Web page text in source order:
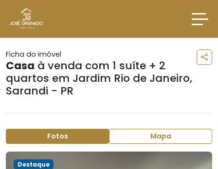
Ficha do imóvel
Casa à venda com 1 suíte + 2
quartos em Jardim Rio de Janeiro,
Sarandi - PR
Fotos Mapa
Destaque